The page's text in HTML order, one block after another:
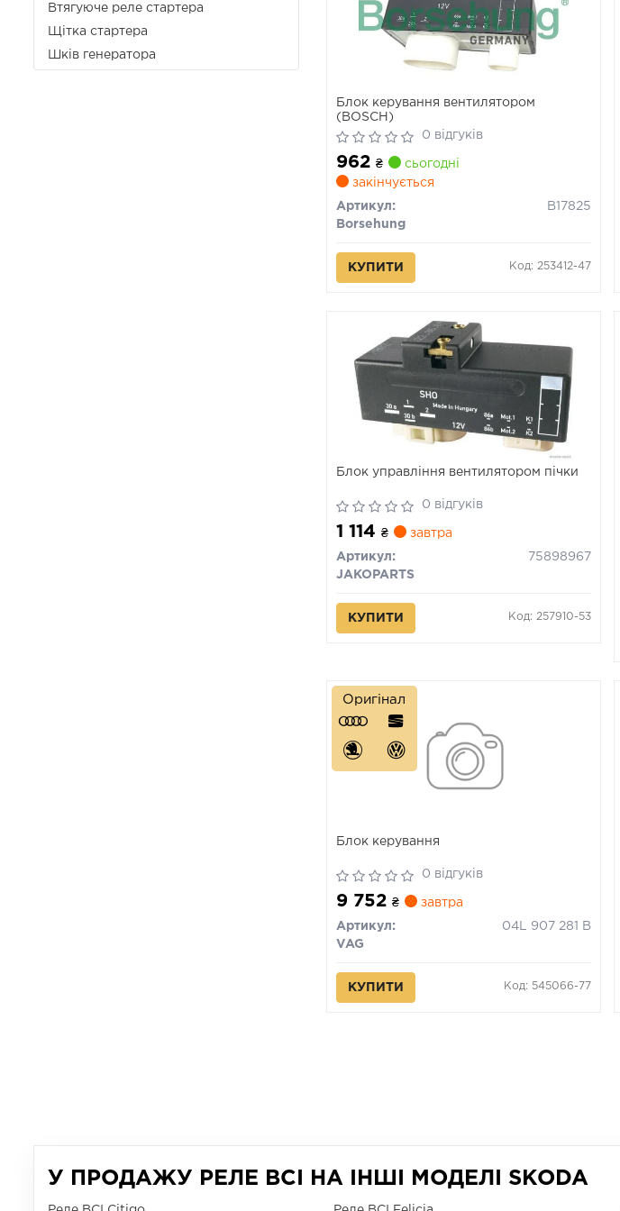
Втягуюче реле стартера
Щітка стартера
Шків генератора
Блок керування вентилятором
(BOSCH)
0 відгуків
962 ₴
сьогодні
закінчується
Артикул:
B17825
Borsehung
КУПИТИ Код: 253412-47
Блок управління вентилятором пічки
0 відгуків
1 114 ₴ завтра
Артикул:
75898967
JAKOPARTS
КУПИТИ Код: 257910-53
Блок керування
0 відгуків
9 752 ₴ завтра
Артикул:
04L 907 281 B
VAG
КУПИТИ Код: 545066-77
Оригінал
У ПРОДАЖУ РЕЛЕ ВСІ НА ІНШІ МОДЕЛІ SKODA